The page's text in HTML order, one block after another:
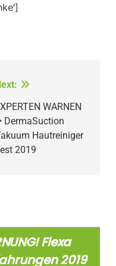
WARNEN
DermaSuction
Hautreiniger
2019
Flexa
2019